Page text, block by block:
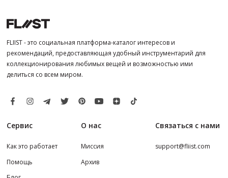
FLIIST - это социальная платформа-каталог интересов и
рекомендаций, предоставляющая удобный инструментарий для
коллекционирования любимых вещей и возможностью ими
делиться со всем миром.
Сервис
Как это работает
Помощь
О нас
Миссия
Архив
Связаться с нами
support@fliist.com